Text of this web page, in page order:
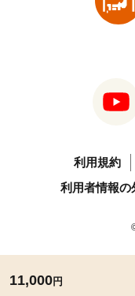
11,000円
利用規約
利用者情報の